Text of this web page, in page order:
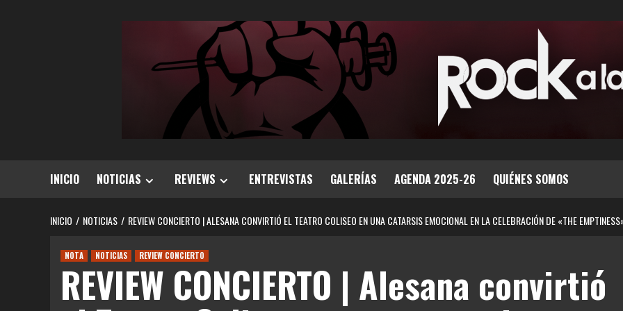
INICIO NOTICIAS REVIEWS ENTREVISTAS GALERÍAS AGENDA 2025-26 QUIÉNES SOMOS
INICIO NOTICIAS REVIEW CONCIERTO | ALESANA CONVIRTIÓ EL TEATRO COLISEO EN UNA CATARSIS EMOCIONAL EN LA CELEBRACIÓN DE «THE
NOTA NOTICIAS REVIEW CONCIERTO
REVIEW CONCIERTO | Alesana convirtió